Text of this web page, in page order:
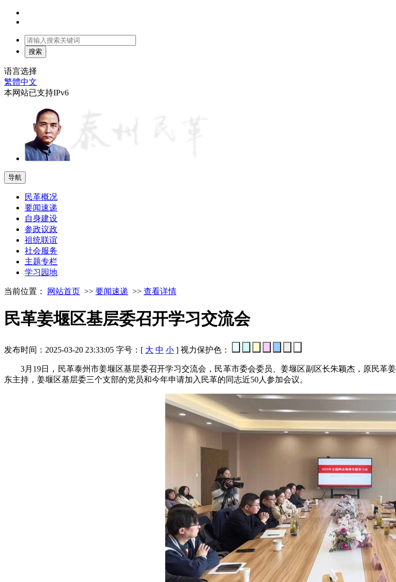
语言选择
繁體中文
本网站已支持IPv6
导航
民革概况
要闻速递
自身建设
参政议政
祖统联谊
社会服务
主题专栏
学习园地
当前位置： 网站首页 >> 要闻速递 >> 查看详情
民革姜堰区基层委召开学习交流会
发布时间：2025-03-20 23:33:05 字号：[ 大 中 小 ] 视力保护色：
3月19日，民革泰州市姜堰区基层委召开学习交流会，民革市委会委员、姜堰区副区长朱颖杰，原民
东主持，姜堰区基层委三个支部的党员和今年申请加入民革的同志近50人参加会议。